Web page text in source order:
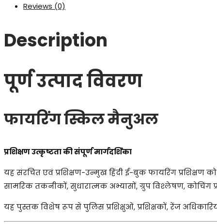
संपूर्ण
(हिंदी
ई-
quantity
Reviews (0)
Description
पूर्ण उत्पाद विवरण
फायरिंग स्किल मैनुअल
प्रशिक्षण उत्कृष्टता की संपूर्ण मार्गदर्शिका
यह संरचित एवं प्रशिक्षण-उन्मुख हिंदी ई-बुक फायरिंग प्रशिक्षण
सामरिक तकनीकों, सुधारात्मक अभ्यासों, ग्रुप विश्लेषण, कोचिंग
यह पुस्तक विशेष रूप से पुलिस प्रशिक्षुओं, प्रशिक्षकों, रेंज